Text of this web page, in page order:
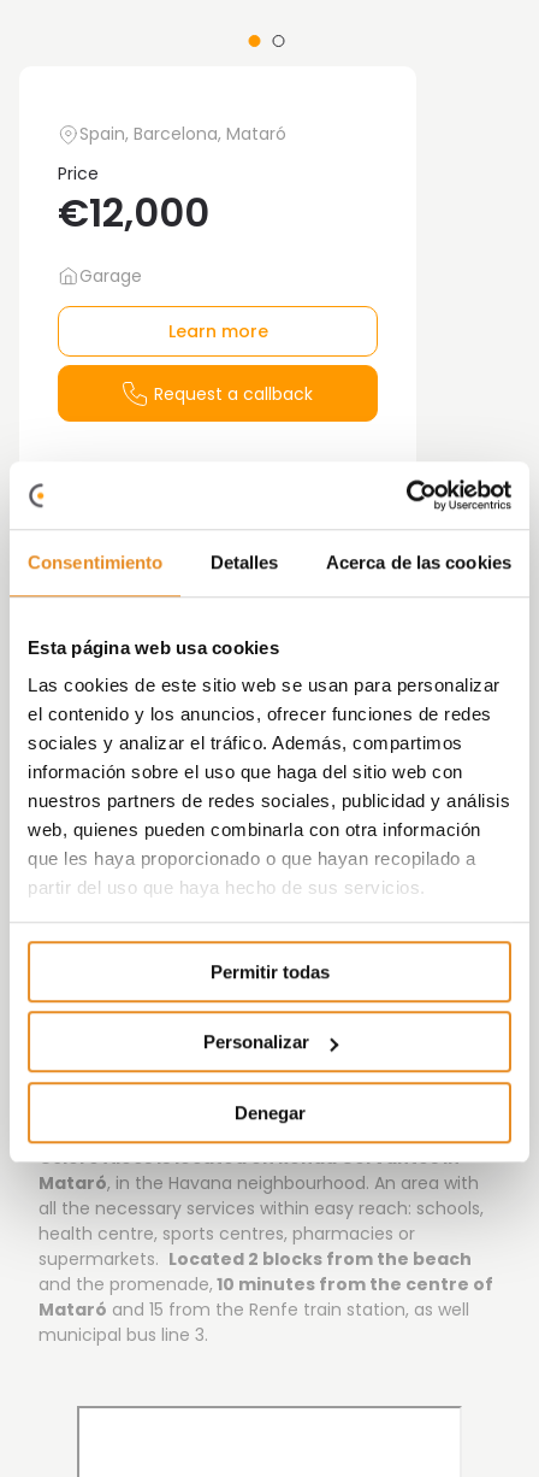
Consentimiento Detalles Acerca de las cookies
Esta página web usa cookies
Las cookies de este sitio web se usan para personalizar
el contenido y los anuncios, ofrecer funciones de redes
sociales y analizar el tráfico. Además, compartimos
información sobre el uso que haga del sitio web con
nuestros partners de redes sociales, publicidad y análisis
web, quienes pueden combinarla con otra información
que les haya proporcionado o que hayan recopilado a
partir del uso que haya hecho de sus servicios.
Permitir todas
Personalizar
Denegar
Spain, Barcelona, Mataró
Price
€12,000
Garage
Learn more
Request a callback
Magnificent Garages in Célere Alocs, a new
Parking
space
Location
and surroundings
Célere Alocs is located on Ronda Cervantes in
Mataró, in the Havana neighbourhood. An area with
all the necessary services within easy reach: schools,
health centre, sports centres, pharmacies or
supermarkets. Located 2 blocks from the beach
and the promenade, 10 minutes from the centre of
Mataró and 15 from the Renfe train station, as well
municipal bus line 3.